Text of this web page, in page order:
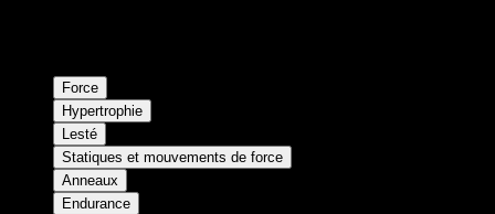
Force
Hypertrophie
Lesté
Statiques et mouvements de force
Anneaux
Endurance